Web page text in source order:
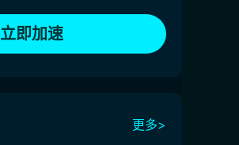
立即加速
更多>